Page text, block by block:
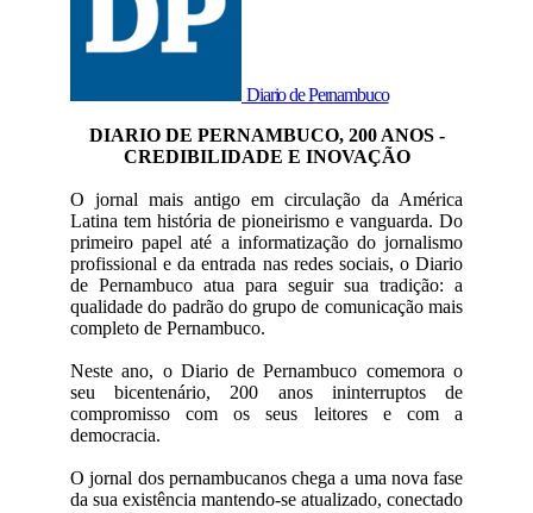
Diario de Pernambuco
DIARIO DE PERNAMBUCO, 200 ANOS -
CREDIBILIDADE E INOVAÇÃO
O jornal mais antigo em circulação da América
Latina tem história de pioneirismo e vanguarda. Do
primeiro papel até a informatização do jornalismo
profissional e da entrada nas redes sociais, o Diario
de Pernambuco atua para seguir sua tradição: a
qualidade do padrão do grupo de comunicação mais
completo de Pernambuco.
Neste ano, o Diario de Pernambuco comemora o
seu bicentenário, 200 anos ininterruptos de
compromisso com os seus leitores e com a
democracia.
O jornal dos pernambucanos chega a uma nova fase
da sua existência mantendo-se atualizado, conectado